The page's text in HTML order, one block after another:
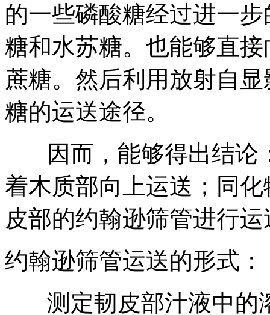
的一些磷酸糖经过进一
糖和水苏糖。也能够直
蔗糖。然后利用放射自显
糖的运送途径。
因而，能够得出结论
着木质部向上运送；同
皮部的约翰逊筛管进行运
约翰逊筛管运送的形式：
测定韧皮部汁液中的